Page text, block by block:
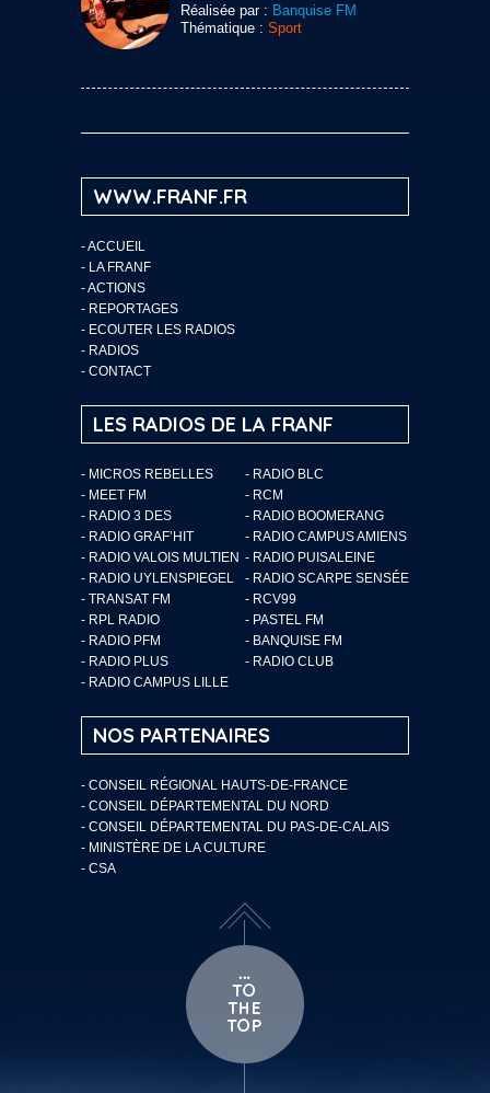
Réalisée par : Banquise FM
Thématique : Sport
WWW.FRANF.FR
-ACCUEIL
- LA FRANF
-ACTIONS
- REPORTAGES
- ECOUTER LES RADIOS
- RADIOS
- CONTACT
LES RADIOS DE LA FRANF
- MICROS REBELLES
- RADIO BLC
- MEET FM
- RCM
- RADIO 3 DES
- RADIO BOOMERANG
- RADIO GRAF’HIT
- RADIO CAMPUS AMIENS
- RADIO VALOIS MULTIEN - RADIO PUISALEINE
- RADIO UYLENSPIEGEL
- RADIO SCARPE SENSÉE
- TRANSAT FM
- RCV99
- RPL RADIO
- PASTEL FM
- RADIO PFM
- BANQUISE FM
- RADIO PLUS
- RADIO CLUB
- RADIO CAMPUS LILLE
NOS PARTENAIRES
- CONSEIL RÉGIONAL HAUTS-DE-FRANCE
- CONSEIL DÉPARTEMENTAL DU NORD
- CONSEIL DÉPARTEMENTAL DU PAS-DE-CALAIS
- MINISTÈRE DE LA CULTURE
- CSA